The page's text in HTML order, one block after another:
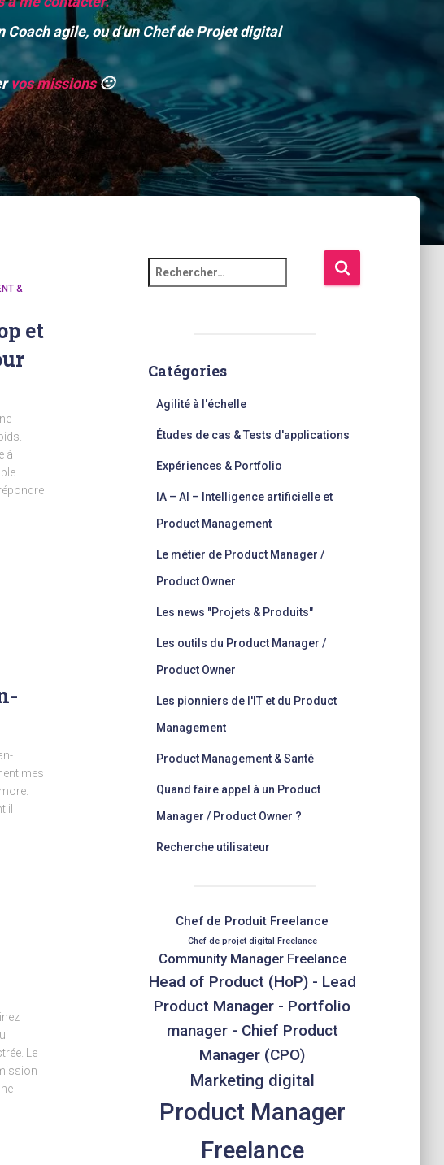
Coach agile, ou d’un Chef de Projet digital
vos missions🙂
&
et
à
mes
il
Le
e
c
Catégories
Agilité à l'échelle
Études de cas & Tests d'applications
Expériences & Portfolio
IA – AI – Intelligence artificielle et
Product Management
Le métier de Product Manager /
Product Owner
Les news "Projets & Produits"
Les outils du Product Manager /
Product Owner
Les pionniers de l'IT et du Product
Management
Product Management & Santé
Quand faire appel à un Product
Manager / Product Owner ?
Recherche utilisateur
Chef de Produit Freelance
Chef de projet digital Freelance
Community Manager Freelance
Head of Product (HoP) - Lead
Product Manager - Portfolio
manager - Chief Product
Manager (CPO)
Marketing digital
Product Manager
Freelance